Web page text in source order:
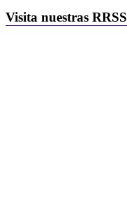
Visita nuestras RRSS